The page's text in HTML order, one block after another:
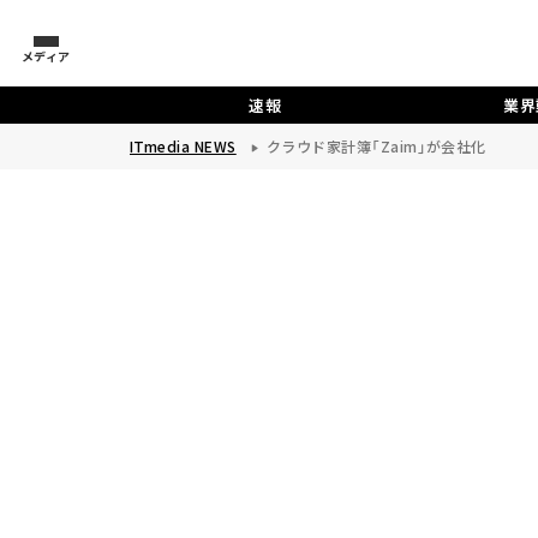
メディア
速報 業
ITmedia NEWS クラウド家計簿「Zaim」が会社化